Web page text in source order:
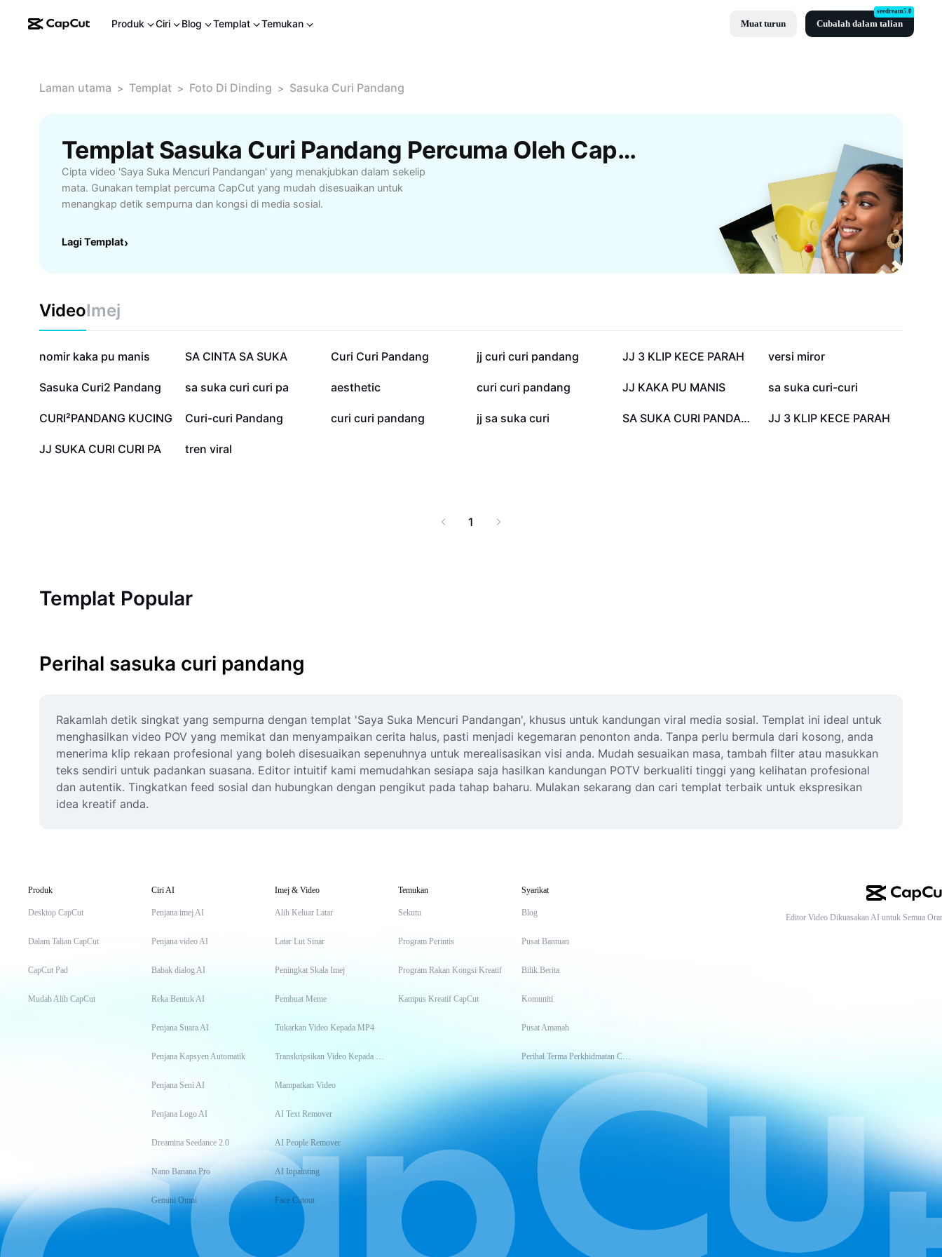
Produk Ciri Blog Templat Temukan Muat turun Cubalah dalam talian
seedream5.0
Laman utama > Templat > Foto Di Dinding > Sasuka Curi Pandang
Templat Sasuka Curi Pandang Percuma Oleh CapCut
Cipta video 'Saya Suka Mencuri Pandangan' yang menakjubkan dalam sekelip
mata. Gunakan templat percuma CapCut yang mudah disesuaikan untuk
menangkap detik sempurna dan kongsi di media sosial.
Lagi Templat›
VideoImej
2.1J
nomir kaka pu manis 718.3K
SA CINTA SA SUKA 182.6K
Curi Curi Pandang 50K
jj curi curi pandang 40.2K
JJ 3 KLIP KECE PARAH 34K
versi miror
34K
Sasuka Curi2 Pandang 23.7K
sa suka curi curi pa 20.2K
aesthetic 16.3K
curi curi pandang 15.1K
JJ KAKA PU MANIS 13.3K
sa suka curi-curi
3.4K
CURI²PANDANG KUCING 3.4K
Curi-curi Pandang 3.3K
curi curi pandang 1.9K
jj sa suka curi 1.8K SA SUKA CURI PANDANG 966
JJ 3 KLIP KECE PARAH
448
JJ SUKA CURI CURI PA 368
tren viral
1
Templat Popular
Perihal sasuka curi pandang
Rakamlah detik singkat yang sempurna dengan templat 'Saya Suka Mencuri Pandangan', khusus untuk kandungan viral media sosial. Templat ini ideal untuk
menghasilkan video POV yang memikat dan menyampaikan cerita halus, pasti menjadi kegemaran penonton anda. Tanpa perlu bermula dari kosong, anda
menerima klip rekaan profesional yang boleh disesuaikan sepenuhnya untuk merealisasikan visi anda. Mudah sesuaikan masa, tambah filter atau masukkan
teks sendiri untuk padankan suasana. Editor intuitif kami memudahkan sesiapa saja hasilkan kandungan POTV berkualiti tinggi yang kelihatan profesional
dan autentik. Tingkatkan feed sosial dan hubungkan dengan pengikut pada tahap baharu. Mulakan sekarang dan cari templat terbaik untuk ekspresikan
idea kreatif anda.
Produk
Desktop CapCut
Dalam Talian CapCut
CapCut Pad
Mudah Alih CapCut
Ciri AI
Penjana imej AI
Penjana video AI
Babak dialog AI
Reka Bentuk AI
Penjana Suara AI
Penjana Kapsyen Automatik
Penjana Seni AI
Penjana Logo AI
Dreamina Seedance 2.0
Nano Banana Pro
Gemini Omni
Imej & Video
Alih Keluar Latar
Latar Lut Sinar
Peningkat Skala Imej
Pembuat Meme
Tukarkan Video Kepada MP4
Transkripsikan Video Kepada Teks
Mampatkan Video
AI Text Remover
AI People Remover
AI Inpainting
Face Cutout
Temukan
Sekutu
Program Perintis
Program Rakan Kongsi Kreatif
Kampus Kreatif CapCut
Syarikat
Blog
Pusat Bantuan
Bilik Berita
Komuniti
Pusat Amanah
Perihal Terma Perkhidmatan CapCut
Editor Video Dikuasakan AI untuk Semua